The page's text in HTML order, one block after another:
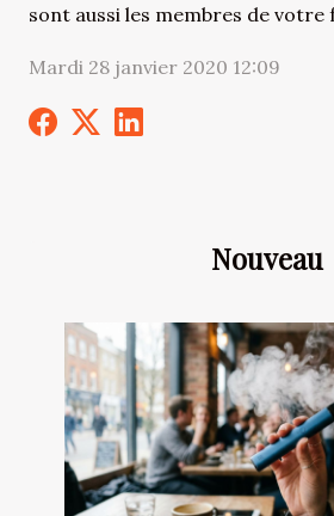
sont aussi les membres de votre
Mardi 28 janvier 2020 12:09
Nouveau